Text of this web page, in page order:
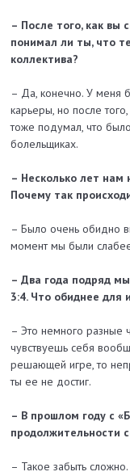
– После того, как вы
понимал ли ты, что
коллектива?
– Да, конечно. У меня
карьеры, но после
тоже подумал, что
болельщиках.
– Несколько лет нам
Почему так
– Было очень обидно
момент мы были
– Два года подряд
3:4. Что обиднее для
– Это немного разные
чувствуешь себя
решающей игре, то
ты ее не достиг.
– В прошлом году с
продолжительности
– Такое забыть